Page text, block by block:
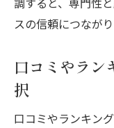
スの信頼につながり
口コミやラン
択
口コミやランキン